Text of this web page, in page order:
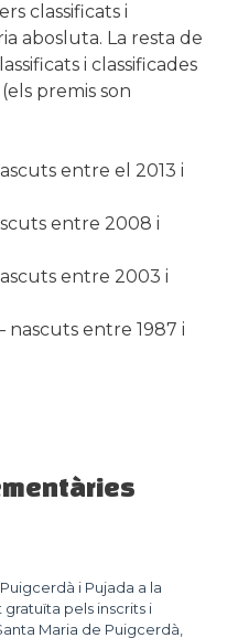
classificats i
abosluta. La resta de
i classificades
premis son
entre el 2013 i
entre 2008 i
entre 2003 i
nascuts entre 1987 i
i Pujada a la
pels inscrits i
Maria de Puigcerdà,